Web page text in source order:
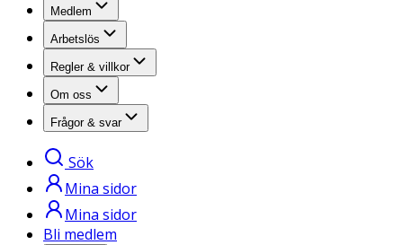
Medlem
Arbetslös
Regler & villkor
Om oss
Frågor & svar
Sök
Mina sidor
Mina sidor
Bli medlem